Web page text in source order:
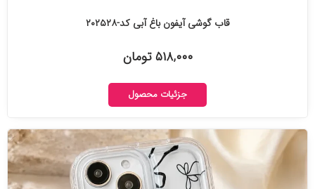
قاب گوشی آیفون باغ آبی کد-۲۰۲۵۲۸
۵۱۸,۰۰۰ تومان
جزئیات محصول